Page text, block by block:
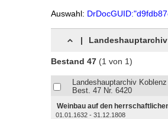
Auswahl:
|
Bestand 47 (1 von 1)
Landeshauptarchiv Koblenz
Best. 47 Nr. 6420
Weinbau auf den
01.01.1632 - 31.12.1808